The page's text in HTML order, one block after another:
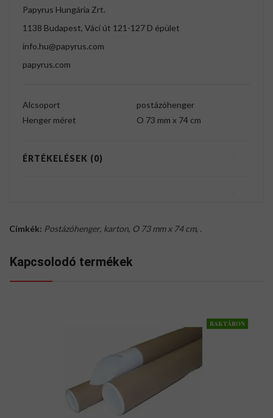
Papyrus Hungária Zrt.
1138 Budapest, Váci út 121-127 D épület
info.hu@papyrus.com
papyrus.com
Alcsoport
postázóhenger
Henger méret
O 73 mm x 74 cm
ÉRTÉKELÉSEK (0)
Címkék: Postázóhenger, karton, O 73 mm x 74 cm, .
Kapcsolodó termékek
RAKTÁRON